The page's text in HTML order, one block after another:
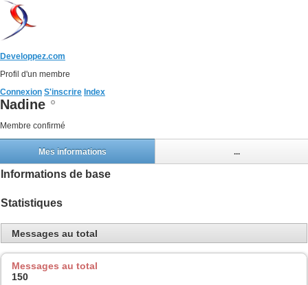
Developpez.com
Profil d'un membre
Connexion S'inscrire Index
Nadine
Membre confirmé
Mes informations ...
Informations de base
Statistiques
Messages au total
Messages au total
150